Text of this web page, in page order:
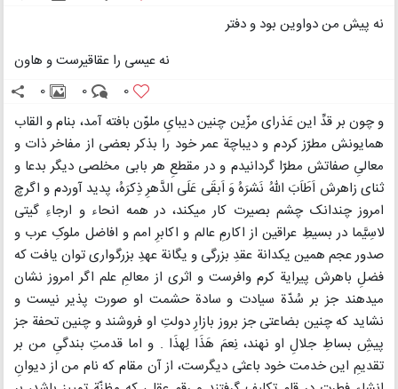
نه پیش من دواوین بود و دفتر
نه عیسی را عقاقیرست و هاون
0
0
0
و چون بر قدِّ این عَذرای مزّین چنین دیبایِ ملوّن بافته آمد، بنام و القاب
همایونش مطرّز کردم و دیباچة عمر خود را بذکر بعضی از مفاخر ذات و
معالیِ صفاتش مطرّا گردانیدم و در مقطعِ هر بابی مخلصی دیگر بدعا و
ثنای زاهرش اَطَاَبَ اللهُ نَشرَهُ وَ اَبقَی عَلَی الدَّهرِ ذِکرَهُ، پدید آوردم و اگرچ
امروز چندانک چشم بصیرت کار میکند، در همه انحاء و ارجاءِ گیتی
لاسِیَّما در بسیطِ عراقین از اکارمِ عالم و اکابرِ امم و افاضل ملوکِ عرب و
صدور عجم همین یکدانة عقدِ بزرگی و یگانة عهدِ بزرگواری توان یافت که
فضلِ باهرش پیرایة کرم وافرست و اثری از معالمِ علم اگر امروز نشان
میدهند جز بر سُدّة سیادت و سادة حشمت او صورت پذیر نیست و
نشاید که چنین بضاعتی جز بروز بازارِ دولتِ او فروشند و چنین تحفة جز
پیشِ بساطِ جلالِ او نهند، نِعمَ هَذَا لِهذَا . و اما قدمتِ بندگیِ من بر
تقدیمِ این خدمت خود باعثی دیگرست، از آن مقام که نام من از دیوانِ